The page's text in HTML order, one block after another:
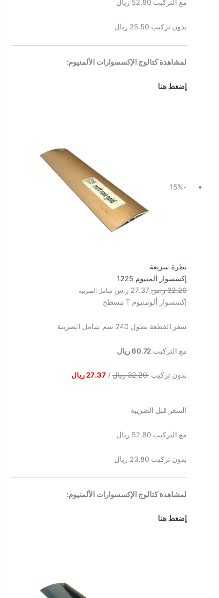
مع التركيب 52.80 ريال
بدون تركيب 25.50 ريال
لمشاهدة كتالوج الإكسسوارات الألمنيوم:
إضغط هنا
-15%
نظرة سريعة
إكسسوار ألمنيوم 1225
32.20 ر.س 27.37 ر.س شامل الضريبة
إكسسوار ألومنيوم T مسطح
سعر القطعة بطول 240 سم شامل الضريبة
مع التركيب60.72 ريال
بدون تركيب32.20 ريال / 27.37 ريال
السعر قبل الضريبة
مع التركيب 52.80 ريال
بدون تركيب 23.80 ريال
لمشاهدة كتالوج الإكسسوارات الألمنيوم:
إضغط هنا